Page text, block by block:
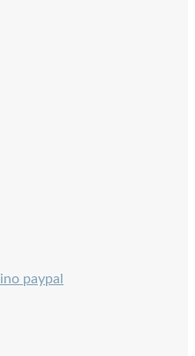
paypal